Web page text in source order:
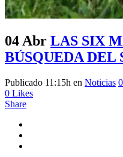
04 Abr LAS SIX
BÚSQUEDA DEL
Publicado 11:15h en Noticias
0 Likes
Share